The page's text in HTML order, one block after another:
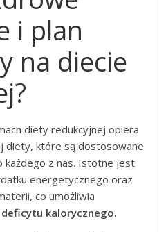
i plan
na diecie
diety redukcyjnej opiera
diety, które są dostosowane
każdego z nas. Istotne jest
energetycznego oraz
co umożliwia
deficytu kalorycznego.